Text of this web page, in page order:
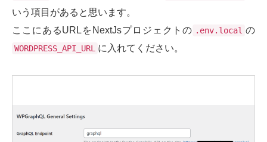
いう項目があると思います。
ここにあるURLをNextJsプロジェクトの .env.local の
WORDPRESS_API_URL に入れてください。